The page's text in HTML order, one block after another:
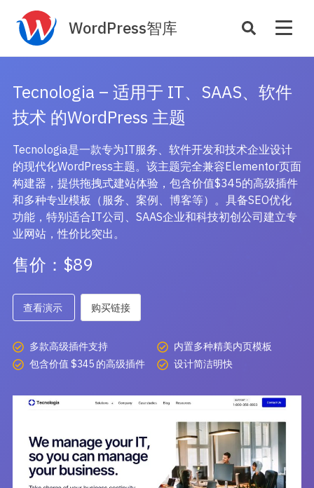
WordPress智库
主机托管 性能优化
SEO与全站运营
案例
主题案例
插件案例
商店
插件商店
主题推荐
开发教程
主题开发分享
后台开发定制
开发文档手册
安全增强
性能优化
WooCommerce开发
电子商务和支付
服务咨询 登录
Tecnologia – 适用于 IT、SAAS、软件
技术 的WordPress 主题
Tecnologia是一款专为IT服务、软件开发和技术企业设计
的现代化WordPress主题。该主题完全兼容Elementor页面
构建器，提供拖拽式建站体验，包含价值$345的高级插件
和多种专业模板（服务、案例、博客等）。具备SEO优化
功能，特别适合IT公司、SAAS企业和科技初创公司建立专
业网站，性价比突出。
售价：$89
查看演示 购买链接
多款高级插件支持
内置多种精美内页模板
包含价值 $345 的高级插件
设计简洁明快